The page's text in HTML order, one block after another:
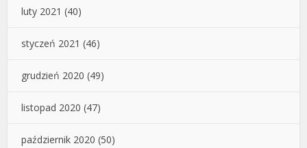
luty 2021 (40)
styczeń 2021 (46)
grudzień 2020 (49)
listopad 2020 (47)
październik 2020 (50)